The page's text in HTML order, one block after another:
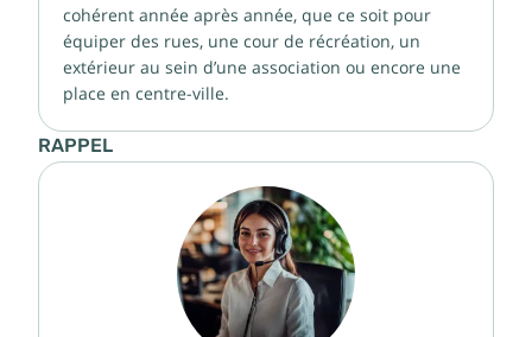
cohérent année après année, que ce soit pour
équiper des rues, une cour de récréation, un
extérieur au sein d’une association ou encore une
place en centre-ville.
RAPPEL